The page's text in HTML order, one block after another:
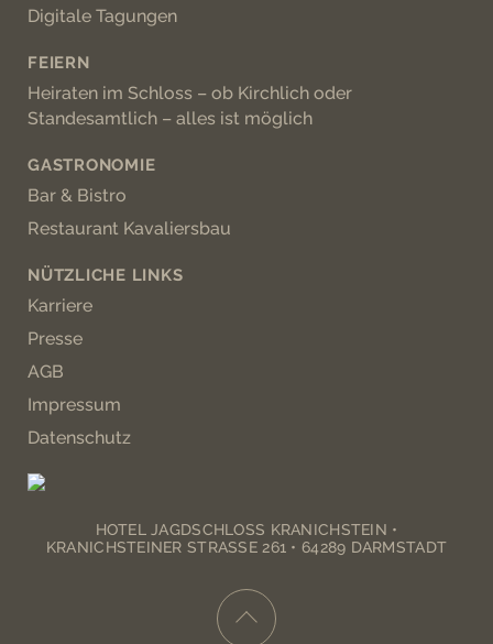
Digitale Tagungen
FEIERN
Heiraten im Schloss – ob Kirchlich oder
Standesamtlich – alles ist möglich
GASTRONOMIE
Bar & Bistro
Restaurant Kavaliersbau
NÜTZLICHE LINKS
Karriere
Presse
AGB
Impressum
Datenschutz
HOTEL JAGDSCHLOSS KRANICHSTEIN •
KRANICHSTEINER STRASSE 261 • 64289 DARMSTADT